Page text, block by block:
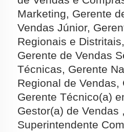
Marketing, Gerente
Vendas Júnior,
Regionais e
Gerente de Vendas
Técnicas, Gerente
Regional de
Gerente Técnico(a)
Gestor(a) de Vendas
Superintendente